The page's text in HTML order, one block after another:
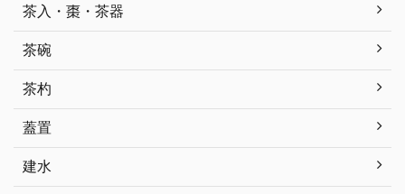
茶入・棗・茶器
茶碗
茶杓
蓋置
建水